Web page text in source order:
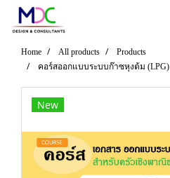
Home All products
Products
คอร์สออกแบบระบบก๊าซหุงต้ม (LPG)
New